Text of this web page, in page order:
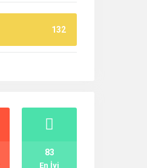
132
En İyi
83